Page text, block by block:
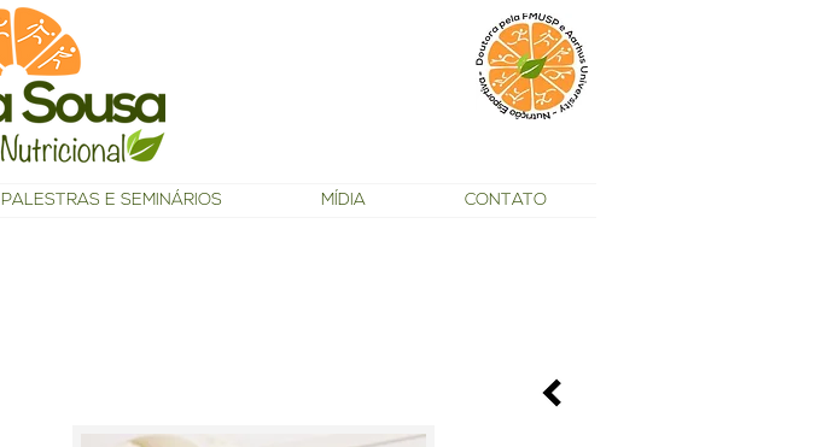
PALESTRAS E SEMINÁRIOS MÍDIA CONTATO